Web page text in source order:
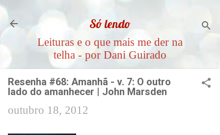
Só lendo
Leituras e o que mais me der na
telha - por Dani Guirado
Resenha #68: Amanhã - v. 7: O outro
lado do amanhecer | John Marsden
outubro 18, 2012